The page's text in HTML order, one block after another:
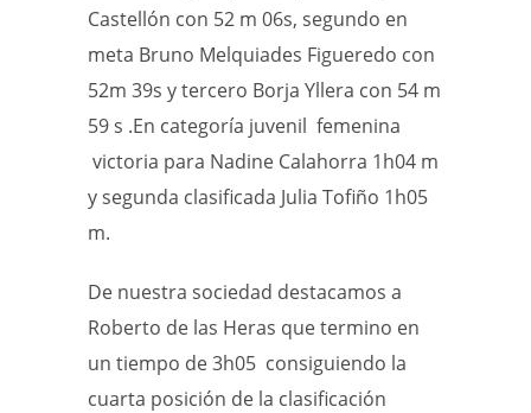
Castellón con 52 m 06s, segundo en
meta Bruno Melquiades Figueredo con
52m 39s y tercero Borja Yllera con 54 m
59 s .En categoría juvenil femenina
victoria para Nadine Calahorra 1h04 m
y segunda clasificada Julia Tofiño 1h05
m.
De nuestra sociedad destacamos a
Roberto de las Heras que termino en
un tiempo de 3h05 consiguiendo la
cuarta posición de la clasificación